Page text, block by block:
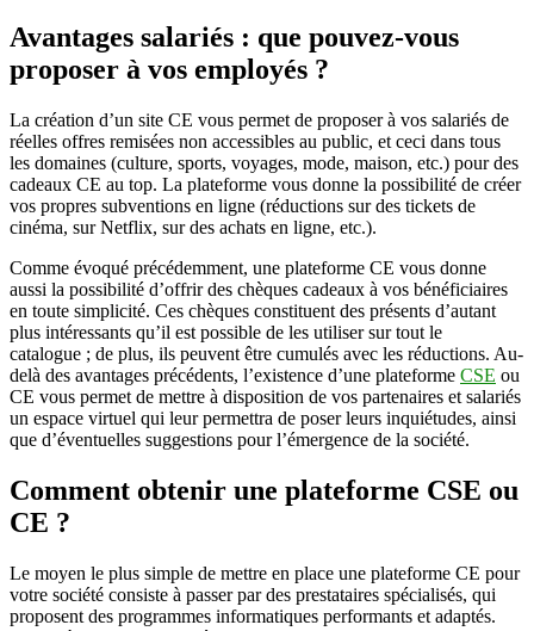
Avantages salariés : que pouvez-vous
proposer à vos employés ?
La création d’un site CE vous permet de proposer à vos salariés de
réelles offres remisées non accessibles au public, et ceci dans tous
les domaines (culture, sports, voyages, mode, maison, etc.) pour des
cadeaux CE au top. La plateforme vous donne la possibilité de créer
vos propres subventions en ligne (réductions sur des tickets de
cinéma, sur Netflix, sur des achats en ligne, etc.).
Comme évoqué précédemment, une plateforme CE vous donne
aussi la possibilité d’offrir des chèques cadeaux à vos bénéficiaires
en toute simplicité. Ces chèques constituent des présents d’autant
plus intéressants qu’il est possible de les utiliser sur tout le
catalogue ; de plus, ils peuvent être cumulés avec les réductions. Au-
delà des avantages précédents, l’existence d’une plateforme CSE ou
CE vous permet de mettre à disposition de vos partenaires et salariés
un espace virtuel qui leur permettra de poser leurs inquiétudes, ainsi
que d’éventuelles suggestions pour l’émergence de la société.
Comment obtenir une plateforme CSE ou
CE ?
Le moyen le plus simple de mettre en place une plateforme CE pour
votre société consiste à passer par des prestataires spécialisés, qui
proposent des programmes informatiques performants et adaptés.